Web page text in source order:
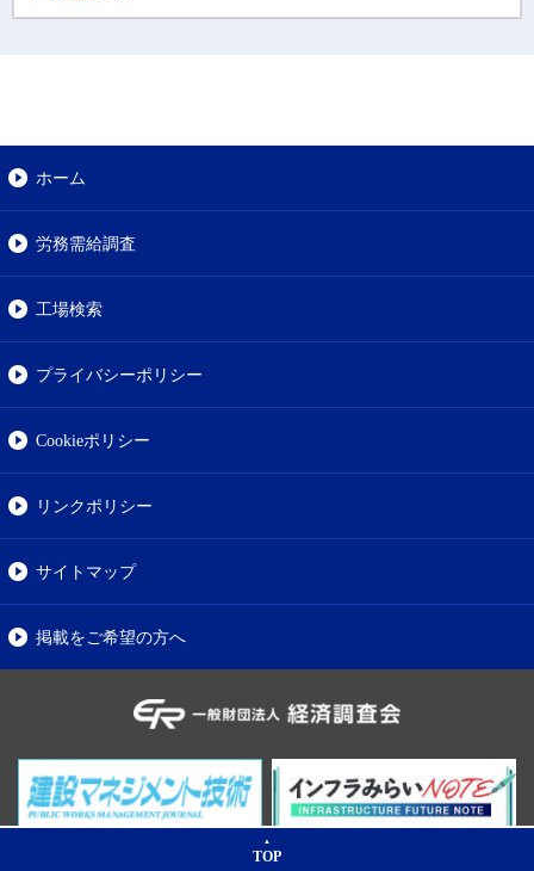
ホーム
労務需給調査
工場検索
プライバシーポリシー
Cookieポリシー
リンクポリシー
サイトマップ
掲載をご希望の方へ
TOP